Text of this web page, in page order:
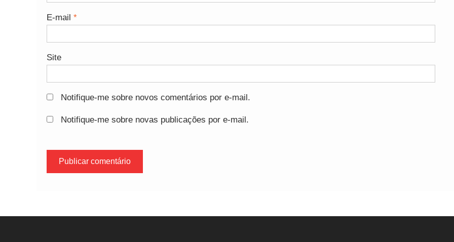
E-mail *
Site
Notifique-me sobre novos comentários por e-mail.
Notifique-me sobre novas publicações por e-mail.